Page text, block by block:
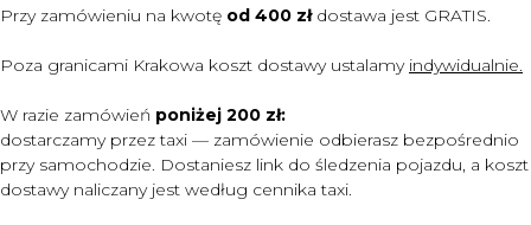
Przy zamówieniu na kwotę od 400 zł dostawa jest GRATIS.
Poza granicami Krakowa koszt dostawy ustalamy indywidualnie.
W razie zamówień poniżej 200 zł:
dostarczamy przez taxi — zamówienie odbierasz bezpośrednio
przy samochodzie. Dostaniesz link do śledzenia pojazdu, a koszt
dostawy naliczany jest według cennika taxi.